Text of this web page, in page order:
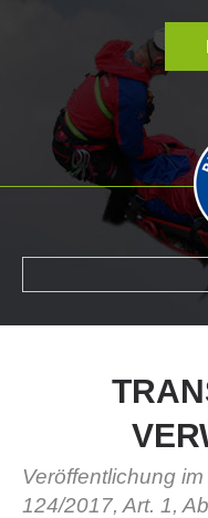
Veröffentlichung
124/2017, Art. 1,